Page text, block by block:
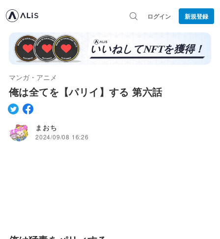
ログイン 新規登録
マンガ・アニメ
俺は全てを【パリイ】する 第六話
まおち
2024/09/08 16:26